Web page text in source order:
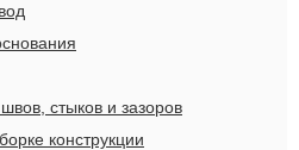
стыков и зазоров
конструкции